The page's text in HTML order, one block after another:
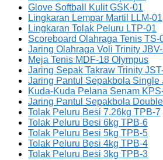
Glove Softball Kulit GSK-01
Lingkaran Lempar Martil LLM-01
Lingkaran Tolak Peluru LTP-01
Scoreboard Olahraga Tenis TS-
Jaring Olahraga Voli Trinity
Meja Tenis MDF-18 Olympus
Jaring Sepak Takraw Trinity
Jaring Pantul Sepakbola Single
Kuda-Kuda Pelana Senam
Jaring Pantul Sepakbola
Tolak Peluru Besi 7.26kg TPB-7
Tolak Peluru Besi 6kg TPB-6
Tolak Peluru Besi 5kg TPB-5
Tolak Peluru Besi 4kg TPB-4
Tolak Peluru Besi 3kg TPB-3